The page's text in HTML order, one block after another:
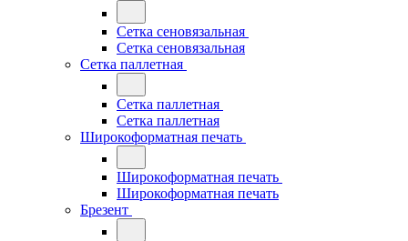
Сетка сеновязальная
Сетка сеновязальная
Сетка паллетная
Сетка паллетная
Сетка паллетная
Широкоформатная печать
Широкоформатная печать
Широкоформатная печать
Брезент